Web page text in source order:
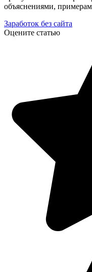
объяснениями,
Заработок без сайта
Оцените статью